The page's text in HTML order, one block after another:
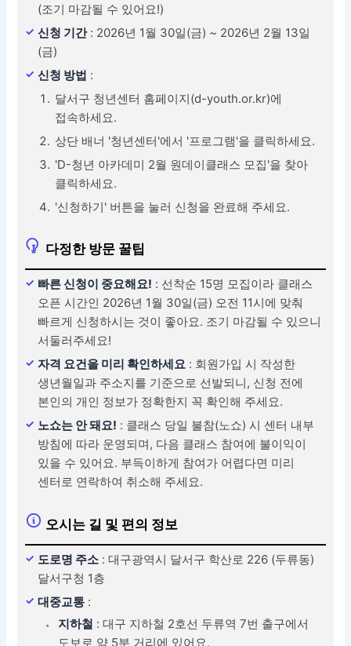
(조기 마감될 수 있어요!)
신청 기간 : 2026년 1월 30일(금) ~ 2026년 2월 13일
(금)
신청 방법 :
달서구 청년센터 홈페이지(d-youth.or.kr)에
접속하세요.
상단 배너 '청년센터'에서 '프로그램'을 클릭하세요.
'D-청년 아카데미 2월 원데이클래스 모집'을 찾아
클릭하세요.
'신청하기' 버튼을 눌러 신청을 완료해 주세요.
다정한 방문 꿀팁
빠른 신청이 중요해요! : 선착순 15명 모집이라 클래스
오픈 시간인 2026년 1월 30일(금) 오전 11시에 맞춰
빠르게 신청하시는 것이 좋아요. 조기 마감될 수 있으니
서둘러주세요!
자격 요건을 미리 확인하세요 : 회원가입 시 작성한
생년월일과 주소지를 기준으로 선발되니, 신청 전에
본인의 개인 정보가 정확한지 꼭 확인해 주세요.
노쇼는 안 돼요! : 클래스 당일 불참(노쇼) 시 센터 내부
방침에 따라 운영되며, 다음 클래스 참여에 불이익이
있을 수 있어요. 부득이하게 참여가 어렵다면 미리
센터로 연락하여 취소해 주세요.
오시는 길 및 편의 정보
도로명 주소 : 대구광역시 달서구 학산로 226 (두류동)
달서구청 1층
대중교통 :
지하철 : 대구 지하철 2호선 두류역 7번 출구에서
도보로 약 5분 거리에 있어요.